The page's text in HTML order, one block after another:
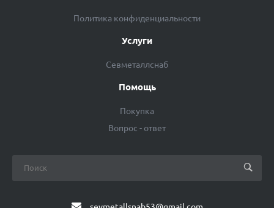
Политика конфиденциальности
Услуги
Севметаллснаб
Помощь
Покупка
Вопрос - ответ